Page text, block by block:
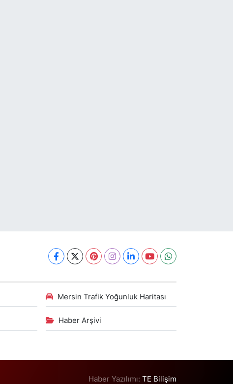
Mersin Trafik Yoğunluk Haritası
Haber Arşivi
Haber Yazılımı:TE Bilişim